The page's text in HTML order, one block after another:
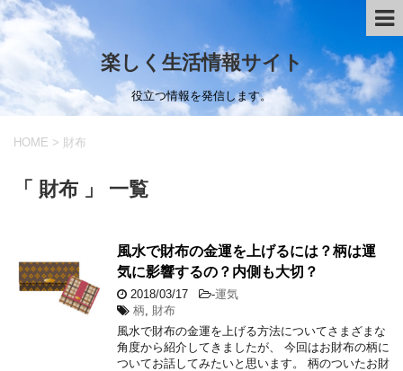
楽しく生活情報サイト
役立つ情報を発信します。
HOME > 財布
「 財布 」 一覧
風水で財布の金運を上げるには？柄は運
気に影響するの？内側も大切？
2018/03/17 -運気
柄
財布
風水で財布の金運を上げる方法についてさまざまな
角度から紹介してきましたが、 今回はお財布の柄に
ついてお話してみたいと思います。 柄のついたお財